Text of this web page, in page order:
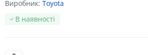
Виробник: Toyota
В наявності